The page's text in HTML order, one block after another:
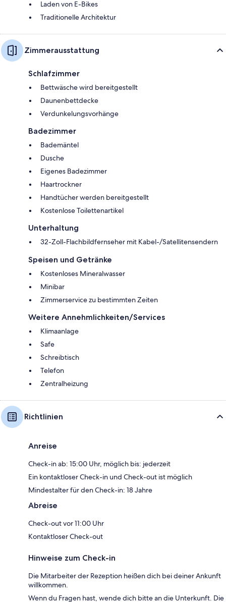
Laden von E-Bikes
Traditionelle Architektur
Zimmerausstattung
Schlafzimmer
Bettwäsche wird bereitgestellt
Daunenbettdecke
Verdunkelungsvorhänge
Badezimmer
Bademäntel
Dusche
Eigenes Badezimmer
Haartrockner
Handtücher werden bereitgestellt
Kostenlose Toilettenartikel
Unterhaltung
32-Zoll-Flachbildfernseher mit Kabel-/Satellitensendern
Speisen und Getränke
Kostenloses Mineralwasser
Minibar
Zimmerservice zu bestimmten Zeiten
Weitere Annehmlichkeiten/Services
Klimaanlage
Safe
Schreibtisch
Telefon
Zentralheizung
Richtlinien
Anreise
Check-in ab: 15:00 Uhr, möglich bis: jederzeit
Ein kontaktloser Check-in und Check-out ist möglich
Mindestalter für den Check-in: 18 Jahre
Abreise
Check-out vor 11:00 Uhr
Kontaktloser Check-out
Hinweise zum Check-in
Die Mitarbeiter der Rezeption heißen dich bei deiner Ankunft
willkommen.
Wenn du Fragen hast, wende dich bitte an die Unterkunft. Die